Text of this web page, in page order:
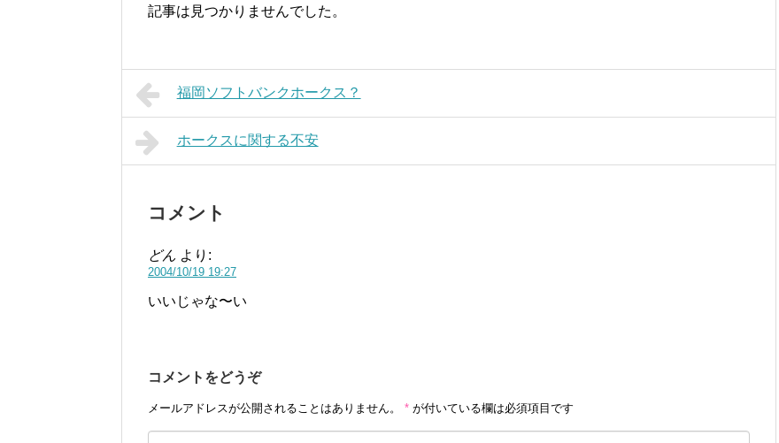
記事は見つかりませんでした。
福岡ソフトバンクホークス？
ホークスに関する不安
コメント
どん より:
2004/10/19 19:27
いいじゃな〜い
コメントをどうぞ
メールアドレスが公開されることはありません。 * が付いている欄は必須項目です